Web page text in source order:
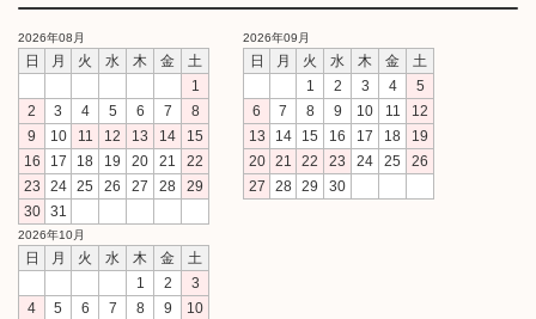
2026年08月
日 月 火 水 木 金
土
1
2
3 4 5 6 7
8
9
10 11 12 13 14
15
16
17 18 19 20 21
22
23
24 25 26 27 28
29
30
31
2026年09月
日 月 火 水 木 金
土
1
2 3 4
5
6
7 8 9 10 11
12
13
14 15 16 17 18
19
20
21 22 23 24 25
26
27
28 29 30
2026年10月
日 月 火 水 木 金
土
1
2
3
4
5 6 7 8 9 10